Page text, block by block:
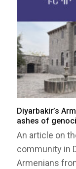
Diyarbakir’s
ashes of
An article on
community in
Armenians